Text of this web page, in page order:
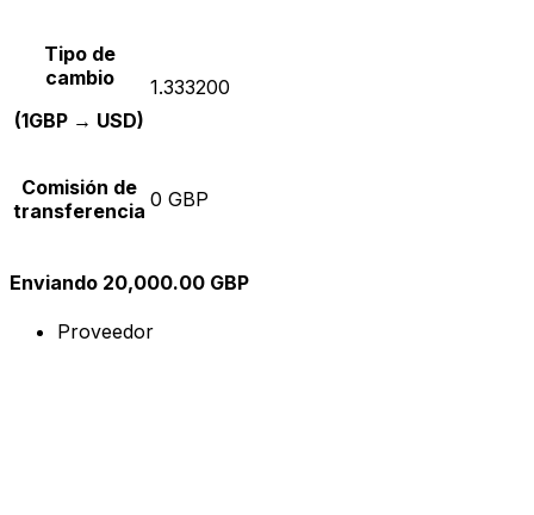
Tipo de
cambio
(1GBP → USD)
1.333200
Comisión de
transferencia 0 GBP
Enviando 20,000.00 GBP
Proveedor